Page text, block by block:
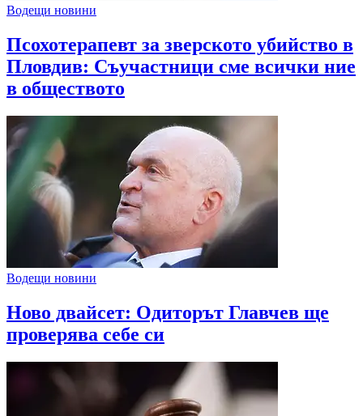
Водещи новини
Псохотерапевт за зверското убийство в
Пловдив: Съучастници сме всички ние
в обществото
Водещи новини
Ново двайсет: Одиторът Главчев ще
проверява себе си